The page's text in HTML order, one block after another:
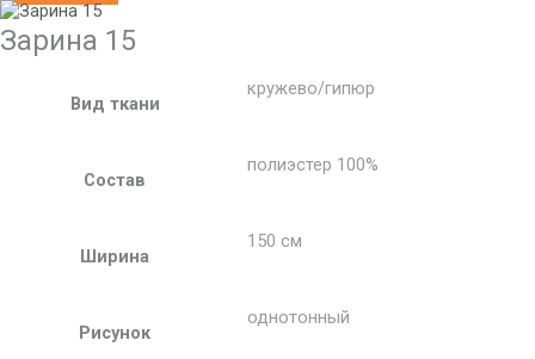
Зарина 15
Вид ткани
кружево/гипюр
Состав
полиэстер 100%
Ширина
150 см
Рисунок
однотонный